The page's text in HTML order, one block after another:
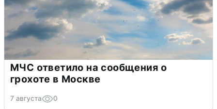
МЧС ответило на сообщения о
грохоте в Москве
7 августа 0